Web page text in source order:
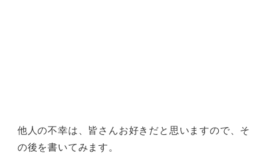
他人の不幸は、皆さんお好きだと思いますので、そ
の後を書いてみます。